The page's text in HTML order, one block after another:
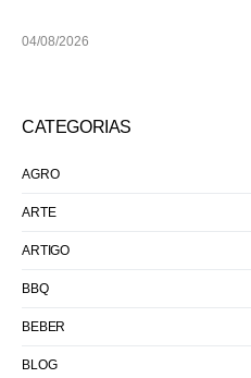
04/08/2026
CATEGORIAS
AGRO
ARTE
ARTIGO
BBQ
BEBER
BLOG